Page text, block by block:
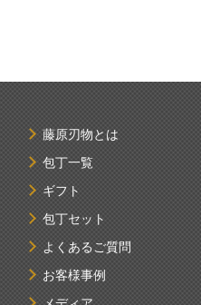
藤原刃物とは
包丁一覧
ギフト
包丁セット
よくあるご質問
お客様事例